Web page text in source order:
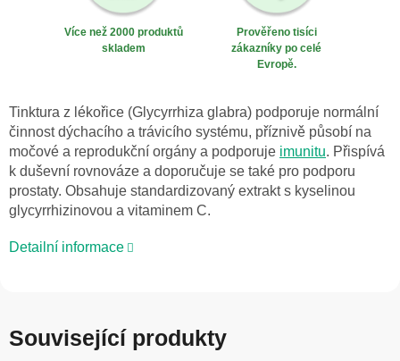
Více než 2000 produktů
skladem
Prověřeno tisíci
zákazníky po celé
Evropě.
Tinktura z lékořice (Glycyrrhiza glabra) podporuje normální
činnost dýchacího a trávicího systému, příznivě působí na
močové a reprodukční orgány a podporuje imunitu. Přispívá
k duševní rovnováze a doporučuje se také pro podporu
prostaty. Obsahuje standardizovaný extrakt s kyselinou
glycyrrhizinovou a vitaminem C.
Detailní informace
Související produkty